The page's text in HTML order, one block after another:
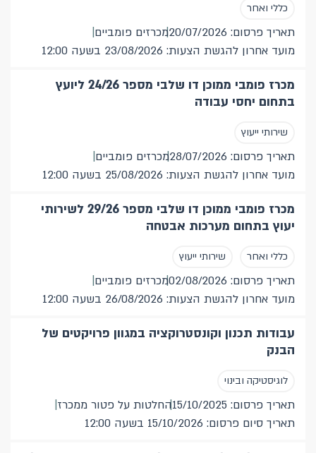
שירותי ייעוץ11
מועד אחרון להגשה
כללי ואחר
תאריך פרסום: 20/07/2026
מכרזים פומביים
מועד אחרון להגשת הצעות: 23/08/2026 בשעה 12:00
מכרז פומבי ממוכן דו שלבי מספר 24/26 ליועץ
בתחום יחסי עבודה
שירותי ייעוץ
תאריך פרסום: 28/07/2026
מכרזים פומביים
מועד אחרון להגשת הצעות: 25/08/2026 בשעה 12:00
מכרז פומבי ממוכן דו שלבי מספר 29/26 לשירותי
יעוץ בתחום מערכות אבטחה
כללי ואחר שירותי ייעוץ
תאריך פרסום: 02/08/2026
מכרזים פומביים
מועד אחרון להגשת הצעות: 26/08/2026 בשעה 12:00
עבודות תכנון וקונסטרוקציה במגוון פרויקטים של
הבנק
לוגיסטיקה ובינוי
תאריך פרסום: 15/10/2025
החלטות על פטור ממכרז
תאריך סיום פרסום: 15/10/2026 בשעה 12:00